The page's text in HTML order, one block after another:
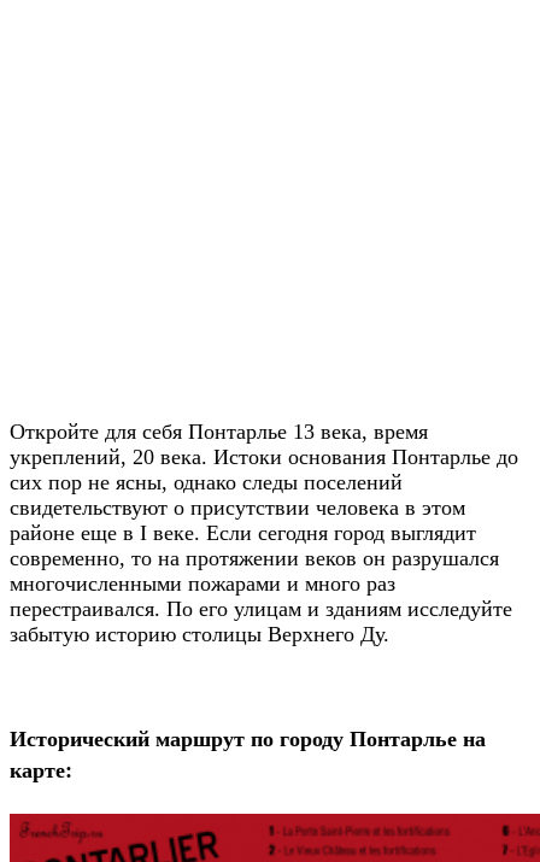
Откройте для себя Понтарлье 13 века, время
укреплений, 20 века. Истоки основания Понтарлье до
сих пор не ясны, однако следы поселений
свидетельствуют о присутствии человека в этом
районе еще в I веке. Если сегодня город выглядит
современно, то на протяжении веков он разрушался
многочисленными пожарами и много раз
перестраивался. По его улицам и зданиям исследуйте
забытую историю столицы Верхнего Ду.
Исторический маршрут по городу Понтарлье на
карте: